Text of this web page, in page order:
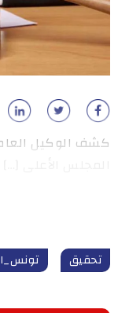
كشف الوكيل
تحقيق